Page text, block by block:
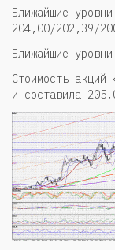
Ближайшие
204,00/202,39/
Ближайшие
Стоимость акций
и составила